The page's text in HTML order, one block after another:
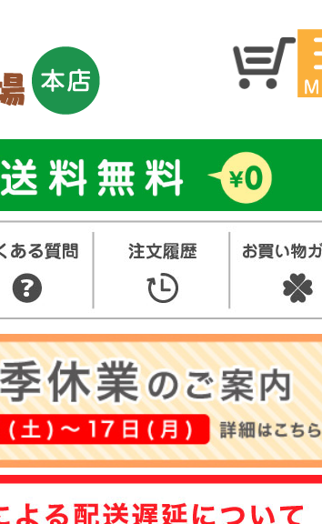
マイページ
お名前シー
ル
お買い得セ
スタンプ
その他
注文履歴
お支払いについて